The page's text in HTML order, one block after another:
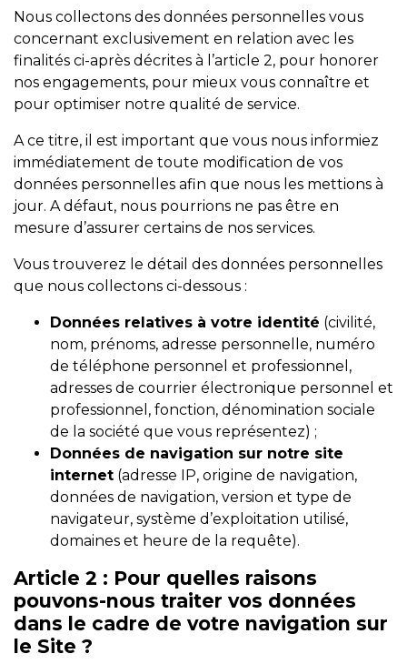
Nous collectons des données personnelles vous
concernant exclusivement en relation avec les
finalités ci-après décrites à l’article 2, pour honorer
nos engagements, pour mieux vous connaître et
pour optimiser notre qualité de service.
A ce titre, il est important que vous nous informiez
immédiatement de toute modification de vos
données personnelles afin que nous les mettions à
jour. A défaut, nous pourrions ne pas être en
mesure d’assurer certains de nos services.
Vous trouverez le détail des données personnelles
que nous collectons ci-dessous :
Données relatives à votre identité (civilité,
nom, prénoms, adresse personnelle, numéro
de téléphone personnel et professionnel,
adresses de courrier électronique personnel et
professionnel, fonction, dénomination sociale
de la société que vous représentez) ;
Données de navigation sur notre site
internet (adresse IP, origine de navigation,
données de navigation, version et type de
navigateur, système d’exploitation utilisé,
domaines et heure de la requête).
Article 2 : Pour quelles raisons
pouvons-nous traiter vos données
dans le cadre de votre navigation sur
le Site ?